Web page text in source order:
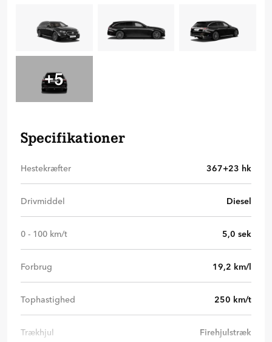
+5
Specifikationer
Hestekræfter 367+23 hk
Drivmiddel Diesel
0 - 100 km/t 5,0 sek
Forbrug 19,2 km/l
Tophastighed 250 km/t
Trækhjul Firehjulstræk